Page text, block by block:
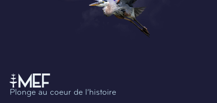
Plonge au coeur de l’histoire